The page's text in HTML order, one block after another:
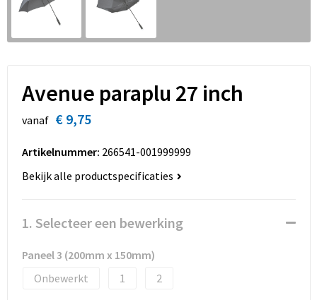
Sinterklaas
Sleutelhangers en Lanyards
Sport
Veiligheid, Auto en Fiets
Vrije tijd en Strand
Waterflesjes
Themapakketten
Overhemden
Strandtassen
Toilettassen
Schoenentassen
Golftassen
Matrozentassen
Collegetassen
Draagtassen
Avenue paraplu 27 inch
vanaf € 9,75
Artikelnummer: 266541-001999999
Bekijk alle productspecificaties
1. Selecteer een bewerking
Paneel 3 (200mm x 150mm)
Onbewerkt
1 2